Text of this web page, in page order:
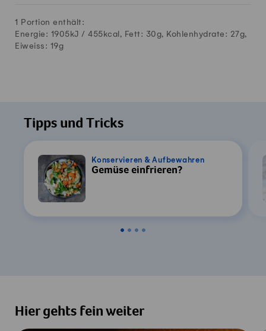
1 Portion enthält:
Energie: 1905kJ / 455 kcal, Fett: 30g, Kohlenhydrate: 27g,
Eiweiss: 19g
Tipps und Tricks
Konservieren & Aufbewahren
Gemüse einfrieren?
Hier gehts fein weiter